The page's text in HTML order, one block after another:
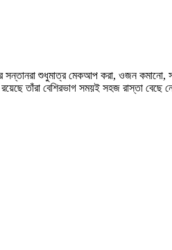
সন্তানরা শুধুমাত্র মেকআপ করা, ওজন
তাঁরা বেশিরভাগ সময়ই সহজ রাস্তা